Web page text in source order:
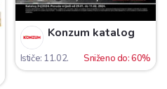
Konzum katalog
Ističe: 11.02. Sniženo do: 60%